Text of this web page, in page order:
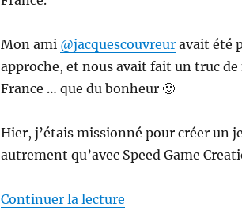
Mon ami @jacquescouvreuravait été
approche, et nous avait fait un truc
France … que du bonheur 🙂
Hier, j’étais missionné pour créer un
autrement qu’avec Speed Game
Continuer la lecturede « Speed Game